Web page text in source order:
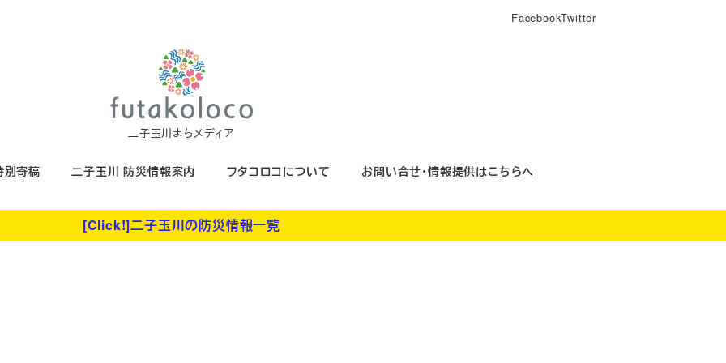
FacebookTwitter
二子玉川まちメディア
別寄稿 二子玉川 防災情報案内 フタコロコについて お問い合せ・情報提供はこちらへ
[Click!]二子玉川の防災情報一覧